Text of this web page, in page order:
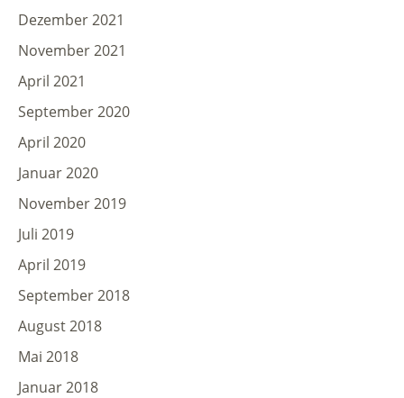
Dezember 2021
November 2021
April 2021
September 2020
April 2020
Januar 2020
November 2019
Juli 2019
April 2019
September 2018
August 2018
Mai 2018
Januar 2018